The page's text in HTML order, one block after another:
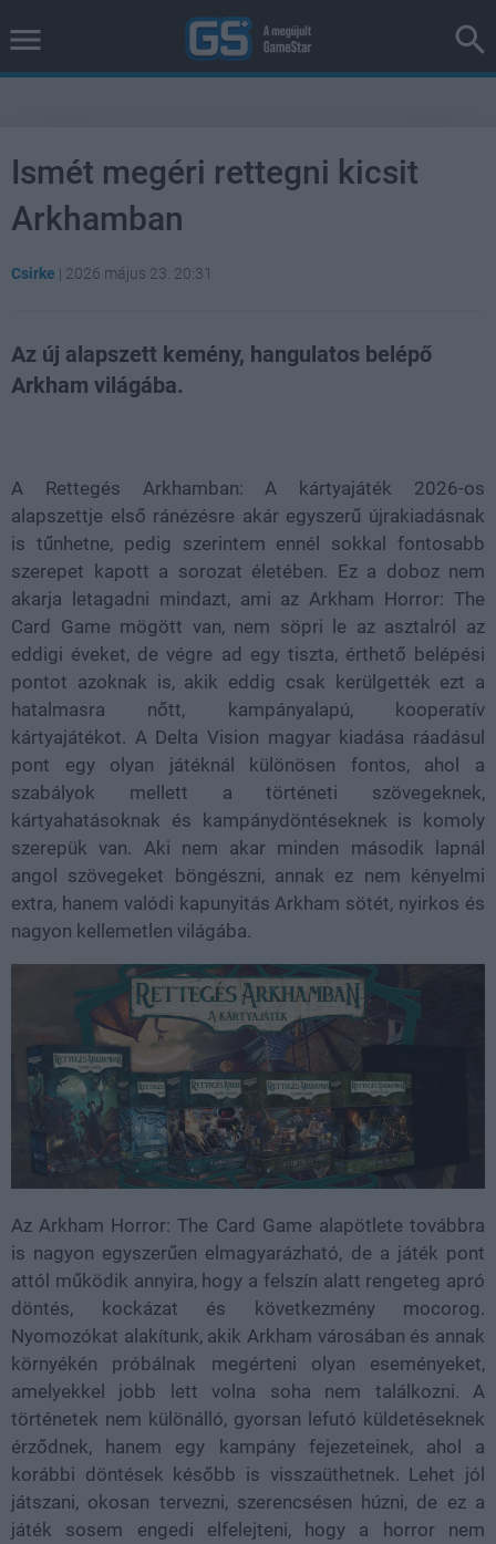
Ismét megéri rettegni kicsit
Arkhamban
Csirke | 2026 május 23. 20:31
Az új alapszett kemény, hangulatos belépő
Arkham világába.
A Rettegés Arkhamban: A kártyajáték 2026-os
alapszettje első ránézésre akár egyszerű újrakiadásnak
is tűnhetne, pedig szerintem ennél sokkal fontosabb
szerepet kapott a sorozat életében. Ez a doboz nem
akarja letagadni mindazt, ami az Arkham Horror: The
Card Game mögött van, nem söpri le az asztalról az
eddigi éveket, de végre ad egy tiszta, érthető belépési
pontot azoknak is, akik eddig csak kerülgették ezt a
hatalmasra nőtt, kampányalapú, kooperatív
kártyajátékot. A Delta Vision magyar kiadása ráadásul
pont egy olyan játéknál különösen fontos, ahol a
szabályok mellett a történeti szövegeknek,
kártyahatásoknak és kampánydöntéseknek is komoly
szerepük van. Aki nem akar minden második lapnál
angol szövegeket böngészni, annak ez nem kényelmi
extra, hanem valódi kapunyitás Arkham sötét, nyirkos és
nagyon kellemetlen világába.
Az Arkham Horror: The Card Game alapötlete továbbra
is nagyon egyszerűen elmagyarázható, de a játék pont
attól működik annyira, hogy a felszín alatt rengeteg apró
döntés, kockázat és következmény mocorog.
Nyomozókat alakítunk, akik Arkham városában és annak
környékén próbálnak megérteni olyan eseményeket,
amelyekkel jobb lett volna soha nem találkozni. A
történetek nem különálló, gyorsan lefutó küldetéseknek
érződnek, hanem egy kampány fejezeteinek, ahol a
korábbi döntések később is visszaüthetnek. Lehet jól
játszani, okosan tervezni, szerencsésen húzni, de ez a
játék sosem engedi elfelejteni, hogy a horror nem